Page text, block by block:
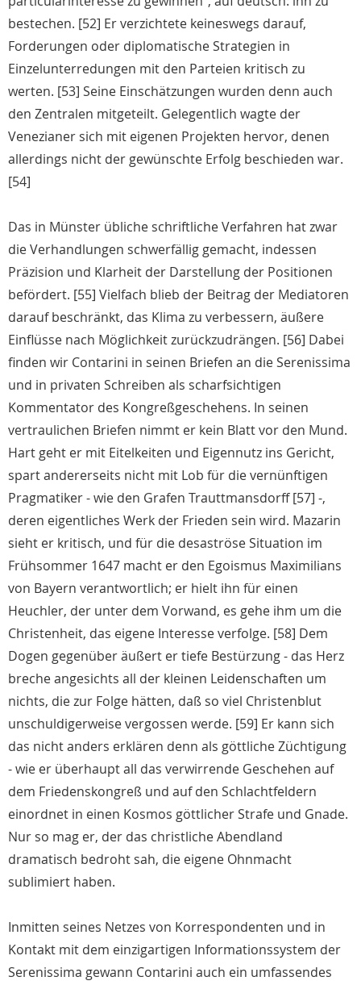
bestechen. [52] Er verzichtete keineswegs darauf,
Forderungen oder diplomatische Strategien in
Einzelunterredungen mit den Parteien kritisch zu
werten. [53] Seine Einschätzungen wurden denn auch
den Zentralen mitgeteilt. Gelegentlich wagte der
Venezianer sich mit eigenen Projekten hervor, denen
allerdings nicht der gewünschte Erfolg beschieden war.
[54]
Das in Münster übliche schriftliche Verfahren hat zwar
die Verhandlungen schwerfällig gemacht, indessen
Präzision und Klarheit der Darstellung der Positionen
befördert. [55] Vielfach blieb der Beitrag der Mediatoren
darauf beschränkt, das Klima zu verbessern, äußere
Einflüsse nach Möglichkeit zurückzudrängen. [56] Dabei
finden wir Contarini in seinen Briefen an die Serenissima
und in privaten Schreiben als scharfsichtigen
Kommentator des Kongreßgeschehens. In seinen
vertraulichen Briefen nimmt er kein Blatt vor den Mund.
Hart geht er mit Eitelkeiten und Eigennutz ins Gericht,
spart andererseits nicht mit Lob für die vernünftigen
Pragmatiker - wie den Grafen Trauttmansdorff [57] -,
deren eigentliches Werk der Frieden sein wird. Mazarin
sieht er kritisch, und für die desaströse Situation im
Frühsommer 1647 macht er den Egoismus Maximilians
von Bayern verantwortlich; er hielt ihn für einen
Heuchler, der unter dem Vorwand, es gehe ihm um die
Christenheit, das eigene Interesse verfolge. [58] Dem
Dogen gegenüber äußert er tiefe Bestürzung - das Herz
breche angesichts all der kleinen Leidenschaften um
nichts, die zur Folge hätten, daß so viel Christenblut
unschuldigerweise vergossen werde. [59] Er kann sich
das nicht anders erklären denn als göttliche Züchtigung
- wie er überhaupt all das verwirrende Geschehen auf
dem Friedenskongreß und auf den Schlachtfeldern
einordnet in einen Kosmos göttlicher Strafe und Gnade.
Nur so mag er, der das christliche Abendland
dramatisch bedroht sah, die eigene Ohnmacht
sublimiert haben.
Inmitten seines Netzes von Korrespondenten und in
Kontakt mit dem einzigartigen Informationssystem der
Serenissima gewann Contarini auch ein umfassendes